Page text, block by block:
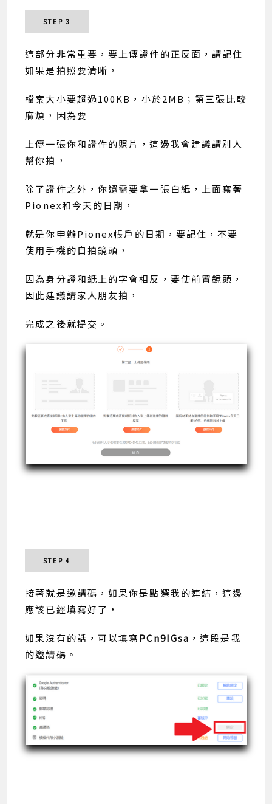
STEP 3
這部分非常重要，要上傳證件的正反面，請記住
如果是拍照要清晰，
檔案大小要超過100KB，小於2MB；第三張比較
麻煩，因為要
上傳一張你和證件的照片，這邊我會建議請別人
幫你拍，
除了證件之外，你還需要拿一張白紙，上面寫著
Pionex和今天的日期，
就是你申辦Pionex帳戶的日期，要記住，不要
使用手機的自拍鏡頭，
因為身分證和紙上的字會相反，要使前置鏡頭，
因此建議請家人朋友拍，
完成之後就提交。
STEP 4
接著就是邀請碼，如果你是點選我的連結，這邊
應該已經填寫好了，
如果沒有的話，可以填寫PCn9IGsa ，這段是我
的邀請碼。